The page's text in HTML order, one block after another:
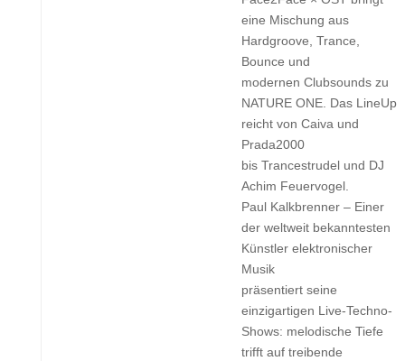
eine Mischung aus
Hardgroove, Trance,
Bounce und
modernen Clubsounds zu
NATURE ONE. Das LineUp
reicht von Caiva und
Prada2000
bis Trancestrudel und DJ
Achim Feuervogel.
Paul Kalkbrenner – Einer
der weltweit bekanntesten
Künstler elektronischer
Musik
präsentiert seine
einzigartigen Live-Techno-
Shows: melodische Tiefe
trifft auf treibende